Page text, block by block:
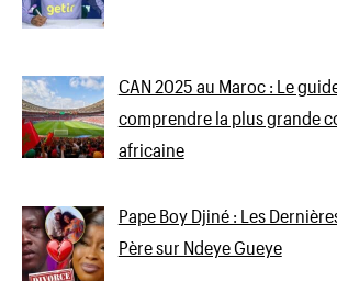
CAN 2025 au Maroc : Le
comprendre la plus grande
africaine
Pape Boy Djiné : Les
Père sur Ndeye Gueye